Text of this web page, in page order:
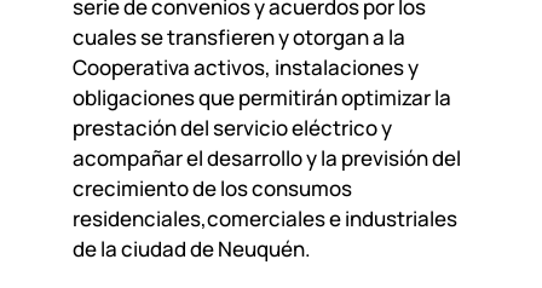
serie de convenios y acuerdos por los
cuales se transfieren y otorgan a la
Cooperativa activos, instalaciones y
obligaciones que permitirán optimizar la
prestación del servicio eléctrico y
acompañar el desarrollo y la previsión del
crecimiento de los consumos
residenciales,comerciales e industriales
de la ciudad de Neuquén.